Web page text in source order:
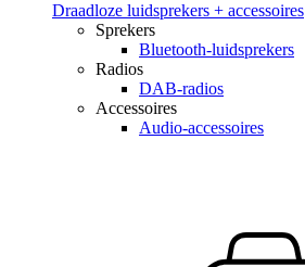
Draadloze luidsprekers + accessoires
Sprekers
Bluetooth-luidsprekers
Radios
DAB-radios
Accessoires
Audio-accessoires